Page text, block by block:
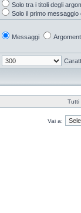
Solo tra i titoli degli
Solo il primo messaggio
Messaggi
Tutti
Vai a: